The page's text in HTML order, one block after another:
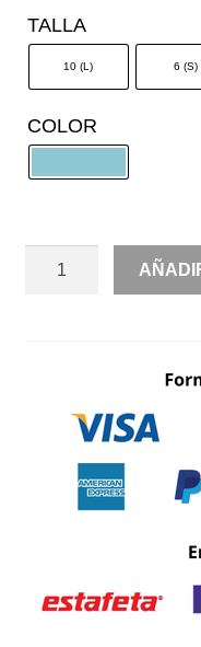
TALLA
10 (L) 6 (S)
COLOR
SET
PANTALÓN
CANTIDAD